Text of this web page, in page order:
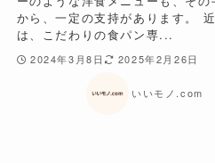
から、一定の支持があります。
は、こだわりの食パン専...
2024年3月8日 2025年2月26日
いいモノ.com